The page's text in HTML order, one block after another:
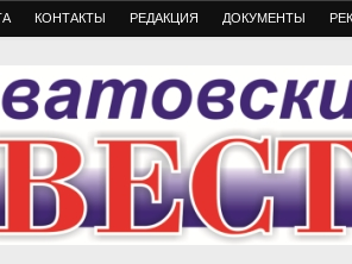
КОНТАКТЫ РЕДАКЦИЯ ДОКУМЕНТЫ